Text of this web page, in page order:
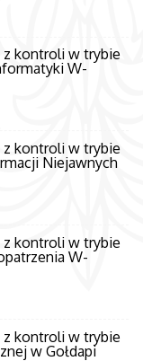
kontroli w trybie
W-
kontroli w trybie
Niejawnych
kontroli w trybie
W-
kontroli w trybie
w Gołdapi